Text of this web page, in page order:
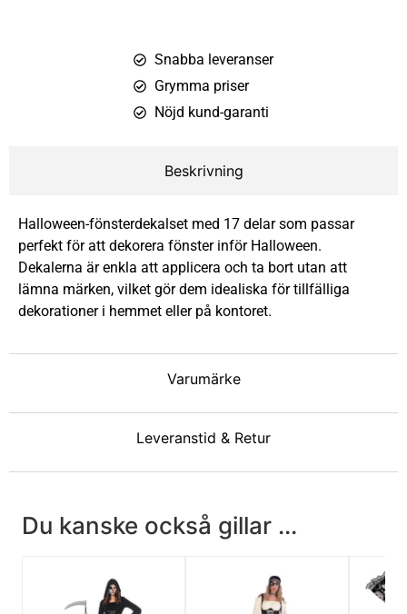
Snabba leveranser
Grymma priser
Nöjd kund-garanti
Beskrivning
Varumärke
Leveranstid & Retur
Halloween-fönsterdekalset med 17 delar som passar
perfekt för att dekorera fönster inför Halloween.
Dekalerna är enkla att applicera och ta bort utan att
lämna märken, vilket gör dem idealiska för tillfälliga
dekorationer i hemmet eller på kontoret.
Du kanske också gillar ...